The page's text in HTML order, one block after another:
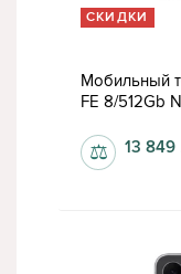
СКИДКИ
Мобильный
FE 8/512Gb
13 849
⚖